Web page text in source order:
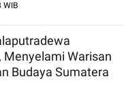
WIB
Menyelami Warisan
Budaya Sumatera